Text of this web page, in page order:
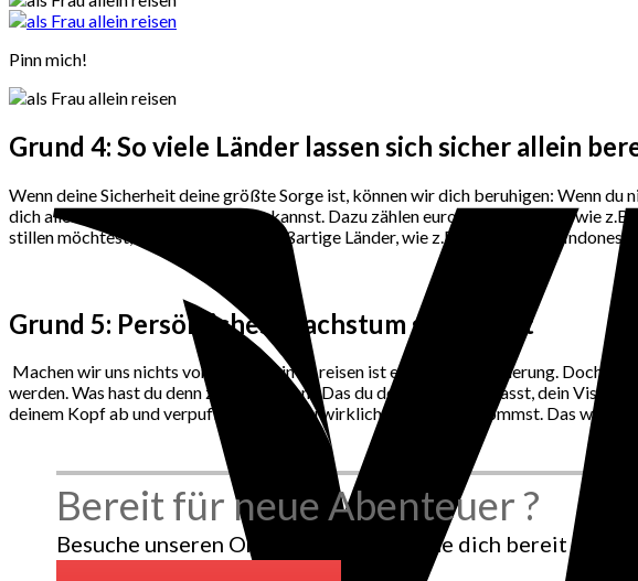
Pinn mich!
Grund 4: So viele Länder lassen sich sicher allein
Wenn deine Sicherheit deine größte Sorge ist, können wir dich beruhigen: Wenn
dich allein als Frau sicher bewegen kannst. Dazu zählen europäische Länder, wie
stillen möchtest, finden sich viele großartige Länder, wie z.B. Thailand und
Grund 5: Persönliches Wachstum garantiert
Machen wir uns nichts vor: ganz allein zu reisen ist eine Herausforderung. Doch
werden. Was hast du denn zu befürchten? Das du deinen Flug verpasst, dein
deinem Kopf ab und verpuffen, sobald du wirklich ins Handeln kommst. Das waren
Bereit für neue Abenteuer ?
Besuche unseren Onlineshop und mache dich bereit für